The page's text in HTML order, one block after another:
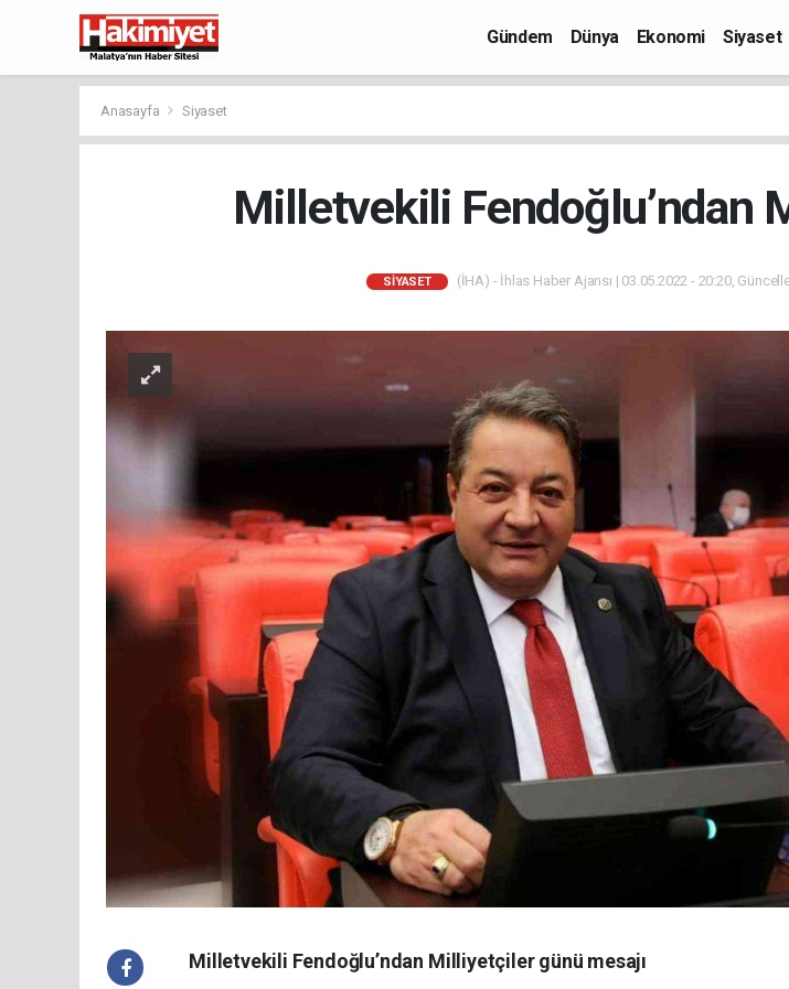
Gündem Dünya Ekonomi Siyaset
Anasayfa Siyaset
Milletvekili Fendoğlu’ndan
SIYASET (İHA) - İhlas Haber Ajansı | 03.05.2022 - 20:20,
Milletvekili Fendoğlu’ndan Milliyetçiler günü mesajı